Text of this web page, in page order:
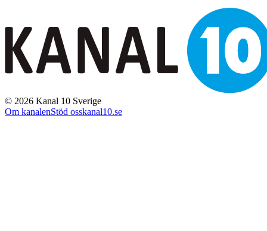
© 2026 Kanal 10 Sverige
Om kanalenStöd osskanal10.se